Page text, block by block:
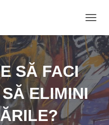
O
U
T
Ă
N
A
V
G
SĂ FACI
ELIMINI